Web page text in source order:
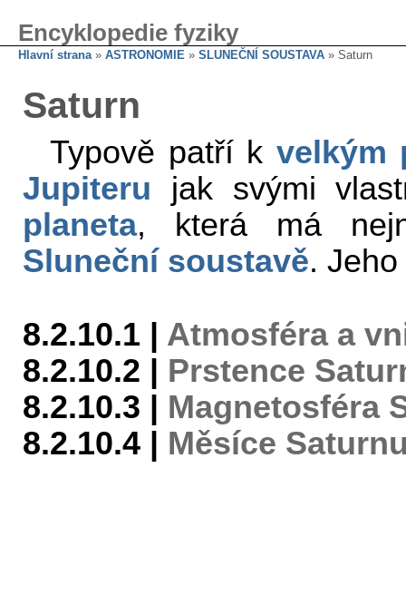
Encyklopedie fyziky
Hlavní strana» ASTRONOMIE » SLUNEČNÍ SOUSTAVA » Saturn
Saturn
Typově patří k velkým
Jupiteru jak svými
planeta, která má
Sluneční soustavě.
8.2.10.1 | Atmosféra a
8.2.10.2 | Prstence
8.2.10.3 | Magnetosféra
8.2.10.4 | Měsíce